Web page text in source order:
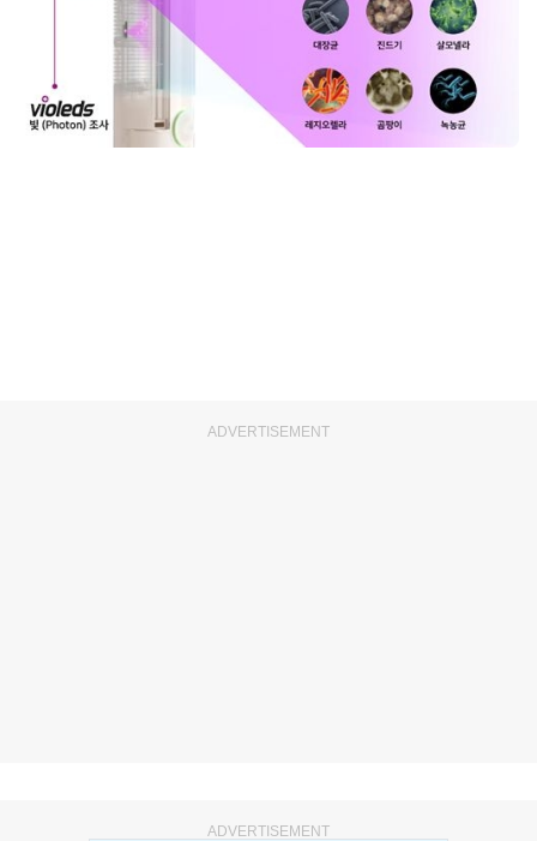
ADVERTISEMENT
ADVERTISEMENT